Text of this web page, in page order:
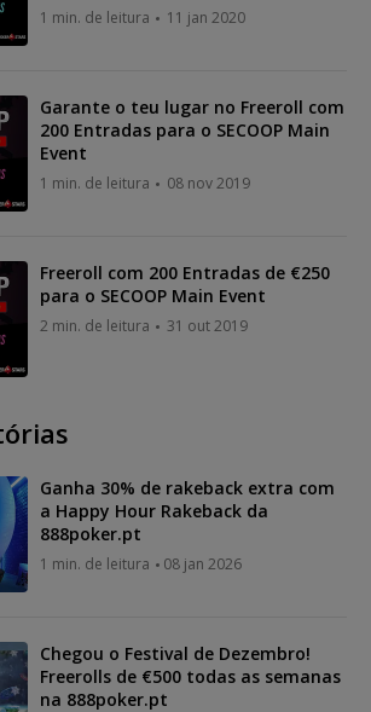
1 min. de leitura 11 jan 2020
Garante o teu lugar no Freeroll com
200 Entradas para o SECOOP Main
Event
1 min. de leitura 08 nov 2019
Freeroll com 200 Entradas de €250
para o SECOOP Main Event
2 min. de leitura 31 out 2019
Ganha 30% de rakeback extra com
a Happy Hour Rakeback da
888poker.pt
1 min. de leitura 08 jan 2026
Chegou o Festival de Dezembro!
Freerolls de €500 todas as semanas
na 888poker.pt